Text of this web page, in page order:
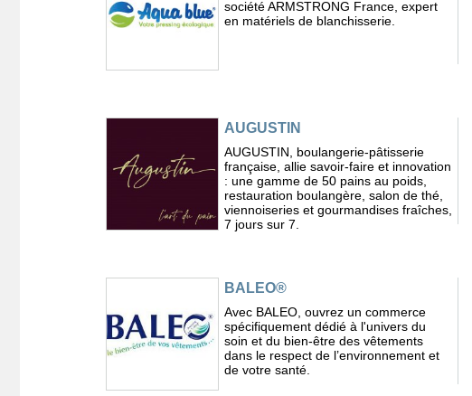
société ARMSTRONG France, expert
en matériels de blanchisserie.
AUGUSTIN
AUGUSTIN, boulangerie-pâtisserie
française, allie savoir-faire et innovation
: une gamme de 50 pains au poids,
restauration boulangère, salon de thé,
viennoiseries et gourmandises fraîches,
7 jours sur 7.
BALEO®
Avec BALEO, ouvrez un commerce
spécifiquement dédié à l'univers du
soin et du bien-être des vêtements
dans le respect de l’environnement et
de votre santé.